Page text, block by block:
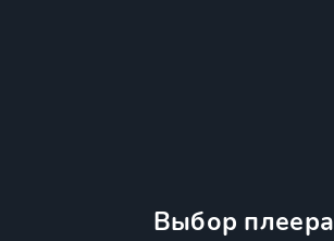
Выбор плеера